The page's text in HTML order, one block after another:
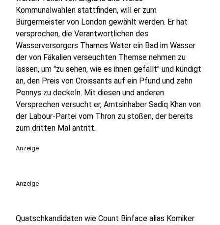
Kommunalwahlen stattfinden, will er zum
Bürgermeister von London gewählt werden. Er hat
versprochen, die Verantwortlichen des
Wasserversorgers Thames Water ein Bad im Wasser
der von Fäkalien verseuchten Themse nehmen zu
lassen, um "zu sehen, wie es ihnen gefällt" und kündigt
an, den Preis von Croissants auf ein Pfund und zehn
Pennys zu deckeln. Mit diesen und anderen
Versprechen versucht er, Amtsinhaber Sadiq Khan von
der Labour-Partei vom Thron zu stoßen, der bereits
zum dritten Mal antritt.
Anzeige
Anzeige
Quatschkandidaten wie Count Binface alias Komiker